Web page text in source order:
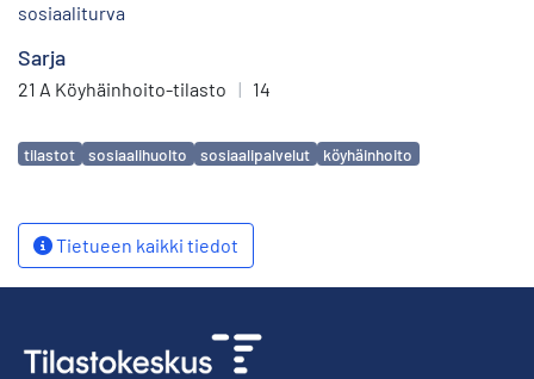
sosiaaliturva
Sarja
21 A Köyhäinhoito-tilasto | 14
Avainsanat
tilastot sosiaalihuolto sosiaalipalvelut köyhäinhoito
Tietueen kaikki tiedot